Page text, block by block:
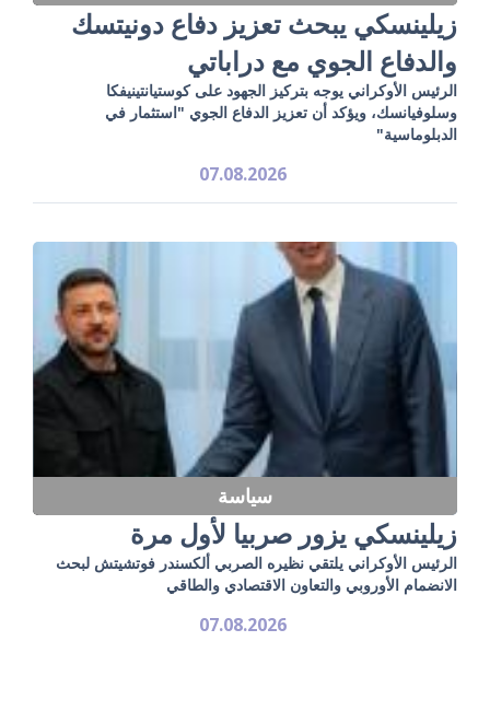
زيلينسكي يبحث تعزيز دفاع دونيتسك
والدفاع الجوي مع دراباتي
الرئيس الأوكراني يوجه بتركيز الجهود على كوستيانتينيفكا
وسلوفيانسك، ويؤكد أن تعزيز الدفاع الجوي "استثمار في
الدبلوماسية"
07.08.2026
سياسة
زيلينسكي يزور صربيا لأول مرة
الرئيس الأوكراني يلتقي نظيره الصربي ألكسندر فوتشيتش لبحث
الانضمام الأوروبي والتعاون الاقتصادي والطاقي
07.08.2026